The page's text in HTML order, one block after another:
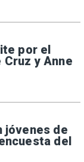
por el
y Anne
jóvenes de
del